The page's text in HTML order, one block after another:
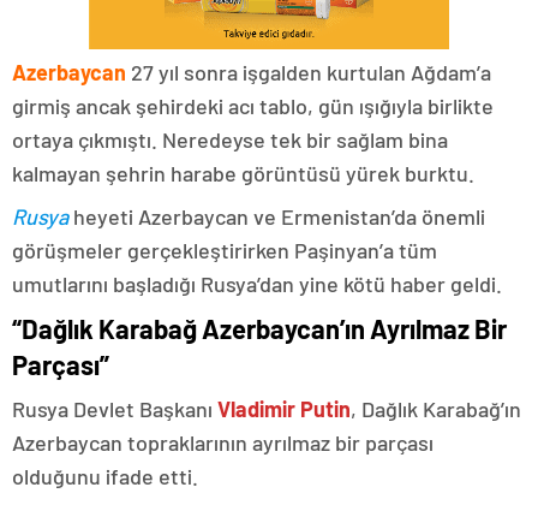
Azerbaycan 27 yıl sonra işgalden kurtulan Ağdam’a
girmiş ancak şehirdeki acı tablo, gün ışığıyla birlikte
ortaya çıkmıştı. Neredeyse tek bir sağlam bina
kalmayan şehrin harabe görüntüsü yürek burktu.
Rusyaheyeti Azerbaycan ve Ermenistan’da önemli
görüşmeler gerçekleştirirken Paşinyan’a tüm
umutlarını başladığı Rusya’dan yine kötü haber geldi.
“Dağlık Karabağ Azerbaycan’ın Ayrılmaz Bir
Parçası”
Rusya Devlet Başkanı Vladimir Putin, Dağlık Karabağ’ın
Azerbaycan topraklarının ayrılmaz bir parçası
olduğunu ifade etti.